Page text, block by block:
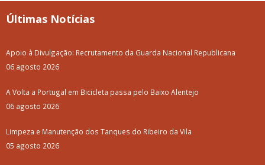
Últimas Notícias
Apoio à Divulgação: Recrutamento da Guarda Nacional Republicana
06 agosto 2026
A Volta a Portugal em Bicicleta passa pelo Baixo Alentejo
06 agosto 2026
Limpeza e Manutenção dos Tanques do Ribeiro da Vila
05 agosto 2026